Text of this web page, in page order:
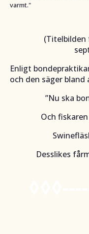
varmt."
(Titelbilden
Enligt
och den säger bland
”Nu ska
Och
Desslikes